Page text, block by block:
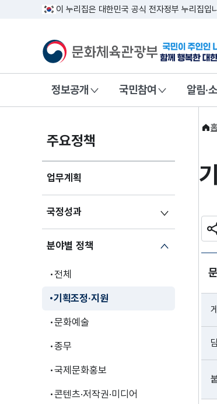
이 누리집은 대한민국 공식 전자정부 누리집입
문화체육관광부국민이
정보공개 국민참여 알림·
주요정책
업무계획
국정성과
분야별 정책
전체
기획조정·지원
문화예술
종무
국제문화홍보
콘텐츠·저작권·미디어
홈